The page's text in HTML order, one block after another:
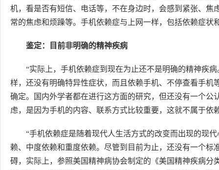
机，看是否有短信、电话等，不在身边时，会感到紧张、
常的焦虑和烦躁等。手机依赖症与上网一样，包括依赖症状
鉴定：目前非明确的精神疾病
“实际上，手机依赖症到现在为止还不是明确的精神疾
样，还没有明确特异性症状，而且依赖手机、不停查看手
确定。国内外学者都在进行这方面的研究，但还没有一个
虑，是因为手机的内容、联系方式比较重要，这就不属于依
“手机依赖症是随着现代人生活方式的改变而出现的现
赖、中度依赖和重度依赖。尽管到目前为止，还没有一个
碍，实际上，参照美国精神病协会制定的《美国精神疾病分